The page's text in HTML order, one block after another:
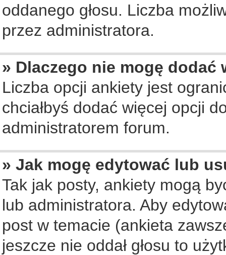
oddanego głosu. Liczba
przez administratora.
» Dlaczego nie mogę
Liczba opcji ankiety jest
chciałbyś dodać więcej opcji
administratorem forum.
» Jak mogę edytować lub
Tak jak posty, ankiety mogą
lub administratora. Aby
post w temacie (ankieta
jeszcze nie oddał głosu to